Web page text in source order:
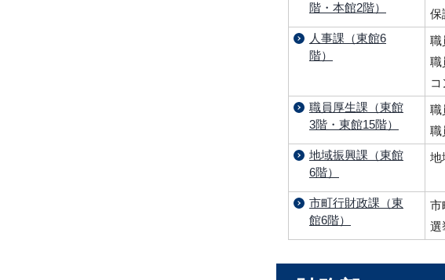
階・本館2階）
保
人事課（東館6
階）
職
職
職員厚生課（東館
3階・東館15階）
職
職
地域振興課（東館
6階）
地
市町行財政課（東
館6階）
市
選